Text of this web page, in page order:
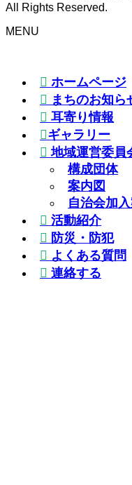
All Rights Reserved.
MENU
ホームページ
まちのお知ら
耳寄り情報
ギャラリー
地域運営委員
構成団体
案内図
自治会加
活動紹介
防災・防犯
よくある質問
連絡する